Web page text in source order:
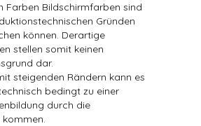
Farben Bildschirmfarben sind
Gründen
können. Derartige
stellen somit keinen
dar.
steigenden Rändern kann es
bedingt zu einer
durch die
kommen.